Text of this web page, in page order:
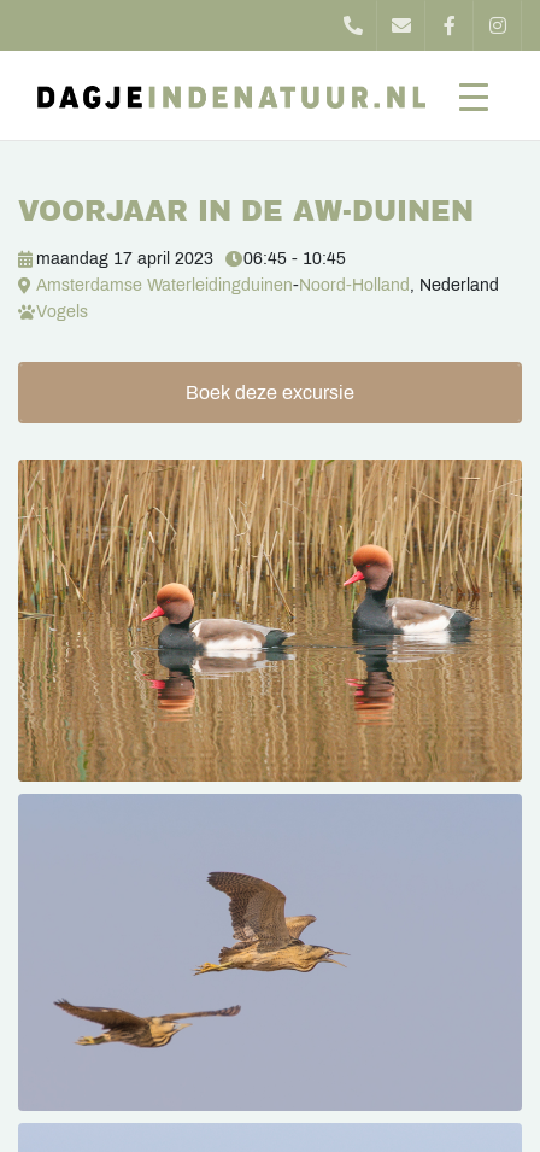
VOORJAAR IN DE AW-DUINEN
maandag 17 april 2023
06:45 - 10:45
Amsterdamse Waterleidingduinen-Noord-Holland , Nederland
Vogels
Boek deze excursie